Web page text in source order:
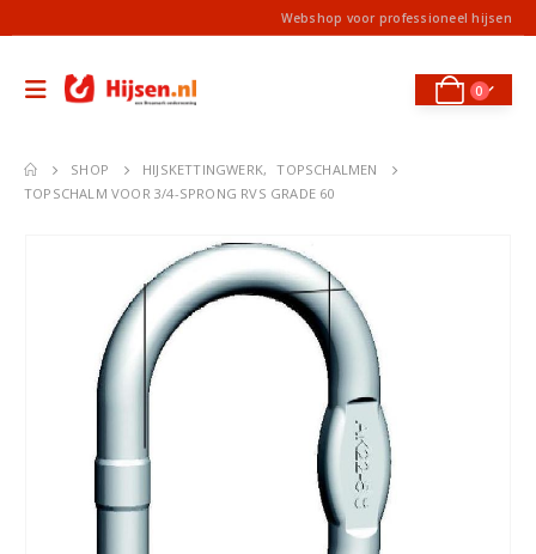
Webshop voor professioneel hijsen
0
SHOP HIJSKETTINGWERK,
TOPSCHALMEN
TOPSCHALM VOOR 3/4-SPRONG RVS GRADE 60